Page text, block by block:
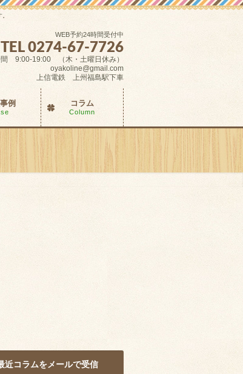
WEB予約24時間受付中
TEL 0274-67-7726
間 9:00-19:00 （木・土曜日休み）
oyakoline@gmail.com
上信電鉄 上州福島駅下車
例 コラム
Column
近コラムをメールで受信